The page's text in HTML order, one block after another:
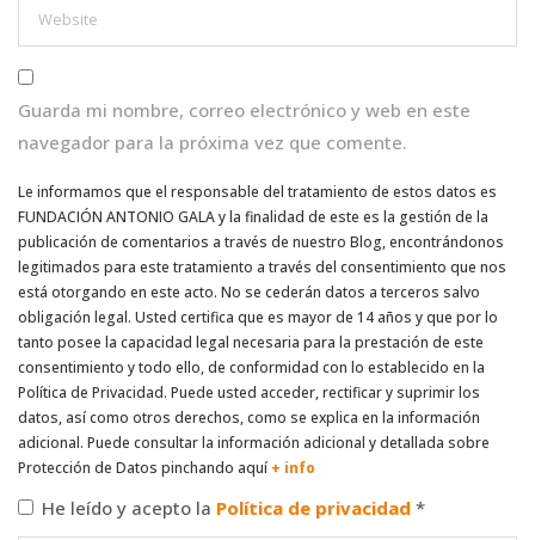
Guarda mi nombre, correo electrónico y web en este
navegador para la próxima vez que comente.
Le informamos que el responsable del tratamiento de estos datos es
FUNDACIÓN ANTONIO GALA y la finalidad de este es la gestión de la
publicación de comentarios a través de nuestro Blog, encontrándonos
legitimados para este tratamiento a través del consentimiento que nos
está otorgando en este acto. No se cederán datos a terceros salvo
obligación legal. Usted certifica que es mayor de 14 años y que por lo
tanto posee la capacidad legal necesaria para la prestación de este
consentimiento y todo ello, de conformidad con lo establecido en la
Política de Privacidad. Puede usted acceder, rectificar y suprimir los
datos, así como otros derechos, como se explica en la información
adicional. Puede consultar la información adicional y detallada sobre
Protección de Datos pinchando aquí + info
He leído y acepto la Política de privacidad *